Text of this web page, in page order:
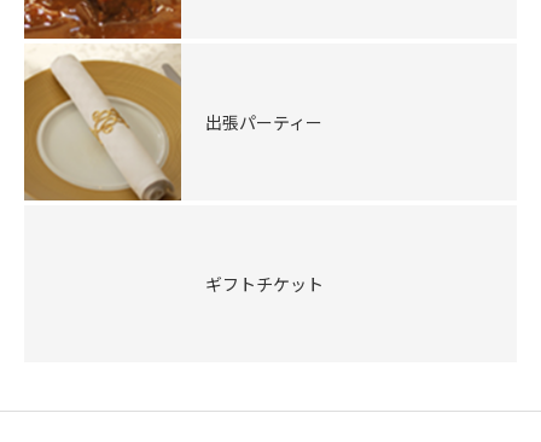
出張パーティー
ギフトチケット